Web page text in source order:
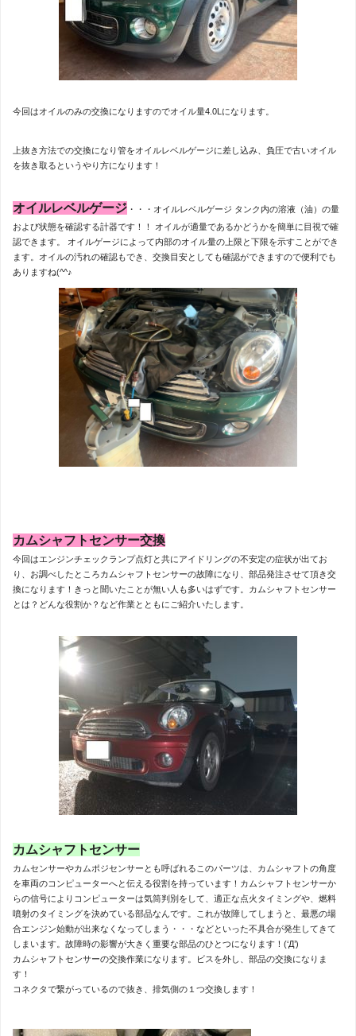
今回はオイルのみの交換になりますのでオイル量4.0Lになります。
上抜き方法での交換になり管をオイルレベルゲージに差し込み、負圧で古いオイル
を抜き取るというやり方になります！
オイルレベルゲージ ・・・オイルレベルゲージ タンク内の溶液（油）の量
および状態を確認する計器です！！ オイルが適量であるかどうかを簡単に目視で確
認できます。 オイルゲージによって内部のオイル量の上限と下限を示すことができ
ます。オイルの汚れの確認もでき、交換目安としても確認ができますので便利でも
ありますね(^^♪
カムシャフトセンサー交換
今回はエンジンチェックランプ点灯と共にアイドリングの不安定の症状が出てお
り、お調べしたところカムシャフトセンサーの故障になり、部品発注させて頂き交
換になります！きっと聞いたことが無い人も多いはずです。カムシャフトセンサー
とは？どんな役割か？など作業とともにご紹介いたします。
カムシャフトセンサー
カムセンサーやカムポジセンサーとも呼ばれるこのパーツは、カムシャフトの角度
を車両のコンピューターへと伝える役割を持っています！カムシャフトセンサーか
らの信号によりコンピューターは気筒判別をして、適正な点火タイミングや、燃料
噴射のタイミングを決めている部品なんです。これが故障してしまうと、最悪の場
合エンジン始動が出来なくなってしまう・・・などといった不具合が発生してきて
しまいます。故障時の影響が大きく重要な部品のひとつになります！(‘Д’)
カムシャフトセンサーの交換作業になります。ビスを外し、部品の交換になりま
す！
コネクタで繋がっているので抜き、排気側の１つ交換します！